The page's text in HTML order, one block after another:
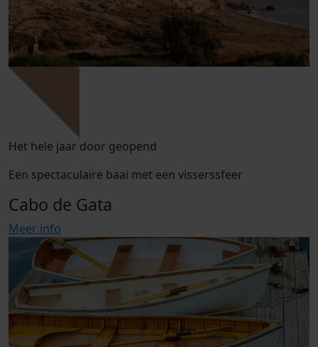
Het hele jaar door geopend
Een spectaculaire baai met een visserssfeer
Cabo de Gata
Meer info